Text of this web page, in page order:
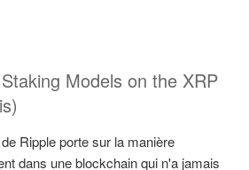
Models on the XRP
Ripple porte sur la manière
dans une blockchain qui n'a jamais